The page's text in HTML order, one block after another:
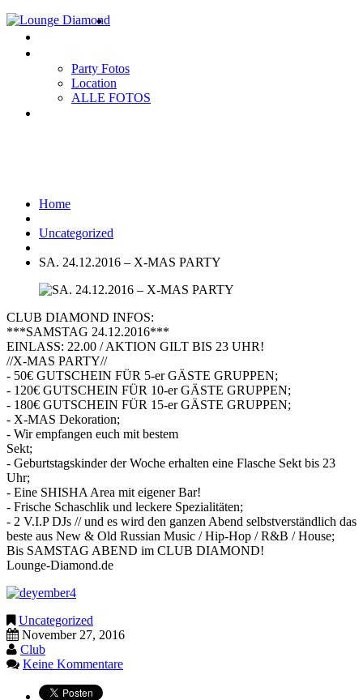
Party Fotos
Location
ALLE FOTOS
Home
Uncategorized
SA. 24.12.2016 – X-MAS PARTY
CLUB DIAMOND INFOS:
***SAMSTAG 24.12.2016***
EINLASS: 22.00 / AKTION GILT BIS 23 UHR!
//X-MAS PARTY//
- 50€ GUTSCHEIN FÜR 5-er GÄSTE GRUPPEN;
- 120€ GUTSCHEIN FÜR 10-er GÄSTE GRUPPEN;
- 180€ GUTSCHEIN FÜR 15-er GÄSTE GRUPPEN;
- X-MAS Dekoration;
- Wir empfangen euch mit bestem
Sekt;
- Geburtstagskinder der Woche erhalten eine Flasche Sekt bis 23
Uhr;
- Eine SHISHA Area mit eigener Bar!
- Frische Schaschlik und leckere Spezialitäten;
- 2 V.I.P DJs // und es wird den ganzen Abend selbstverständlich das
beste aus New & Old Russian Music / Hip-Hop / R&B / House;
Bis SAMSTAG ABEND im CLUB DIAMOND!
Lounge-Diamond.de
Uncategorized
November 27, 2016
Club
Keine Kommentare